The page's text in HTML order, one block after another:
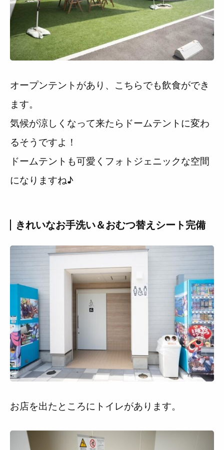
オープンテントがあり、こちらでも飲食ができ
ます。
気候が涼しくなって来たらドームテントに変わ
るそうですよ！
ドームテントも可愛くフォトジェニックな空間
になりますね♪
きれいなお手洗い＆おむつ替えシート完備
お店を出たところにトイレがあります。